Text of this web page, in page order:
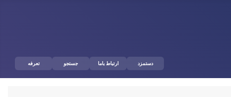
دستمزد ارتباط باما جستجو تعرفه